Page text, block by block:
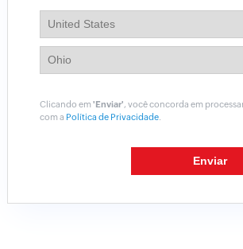
Clicando em 'Enviar', você concorda em
com a Política de Privacidade.